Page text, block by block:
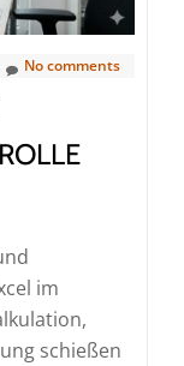
No comments
im
schießen